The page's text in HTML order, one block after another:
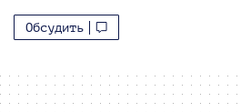
Обсудить